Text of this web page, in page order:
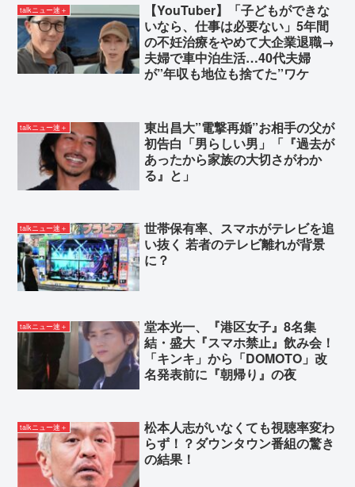
talkニュー速＋
【YouTuber】「子どもができな
いなら、仕事は必要ない」5年間
の不妊治療をやめて大企業退職→
夫婦で車中泊生活…40代夫婦
が”年収も地位も捨てた”ワケ
talkニュー速＋
東出昌大”電撃再婚”お相手の父が
初告白「男らしい男」「『過去が
あったから家族の大切さがわか
る』と」
talkニュー速＋
世帯保有率、スマホがテレビを追
い抜く 若者のテレビ離れが背景
に？
talkニュー速＋
堂本光一、『港区女子』8名集
結・盛大『スマホ禁止』飲み会！
「キンキ」から「DOMOTO」改
名発表前に『朝帰り』の夜
talkニュー速＋
松本人志がいなくても視聴率変わ
らず！？ダウンタウン番組の驚き
の結果！